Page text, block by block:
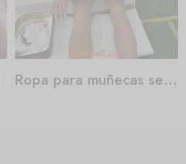
Ropa para muñecas sexuales